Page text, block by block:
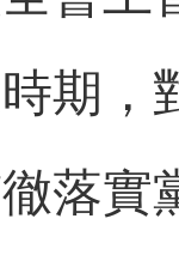
期，
落實